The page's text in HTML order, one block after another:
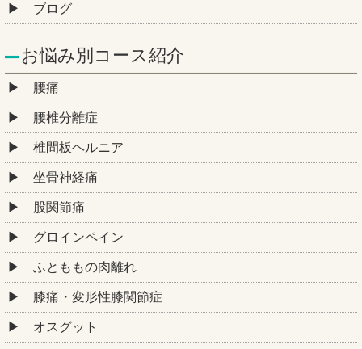
ブログ
お悩み別コース紹介
腰痛
腰椎分離症
椎間板ヘルニア
坐骨神経痛
股関節痛
グロインペイン
ふとももの肉離れ
膝痛・変形性膝関節症
オスグット